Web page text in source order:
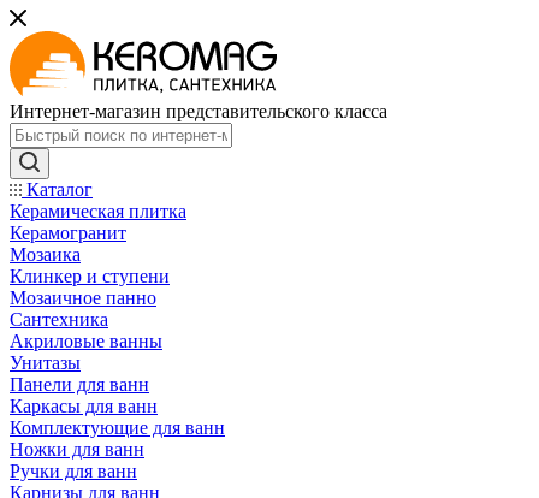
Интернет-магазин представительского класса
Каталог
Керамическая плитка
Керамогранит
Мозаика
Клинкер и ступени
Мозаичное панно
Сантехника
Акриловые ванны
Унитазы
Панели для ванн
Каркасы для ванн
Комплектующие для ванн
Ножки для ванн
Ручки для ванн
Карнизы для ванн